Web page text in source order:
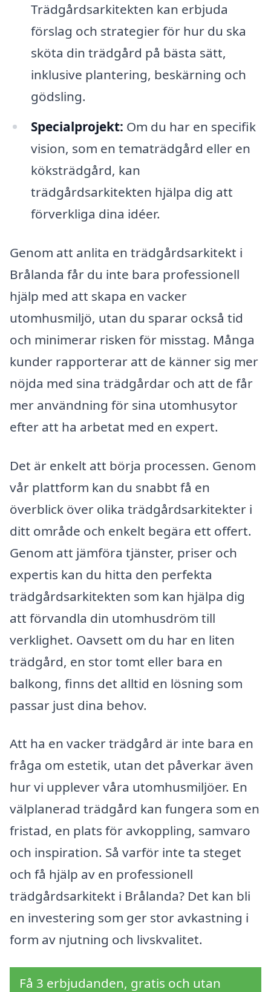
Trädgårdsarkitekten kan erbjuda
förslag och strategier för hur du ska
sköta din trädgård på bästa sätt,
inklusive plantering, beskärning och
gödsling.
Specialprojekt: Om du har en specifik
vision, som en tematrädgård eller en
köksträdgård, kan
trädgårdsarkitekten hjälpa dig att
förverkliga dina idéer.
Genom att anlita en trädgårdsarkitekt i
Brålanda får du inte bara professionell
hjälp med att skapa en vacker
utomhusmiljö, utan du sparar också tid
och minimerar risken för misstag. Många
kunder rapporterar att de känner sig mer
nöjda med sina trädgårdar och att de får
mer användning för sina utomhusytor
efter att ha arbetat med en expert.
Det är enkelt att börja processen. Genom
vår plattform kan du snabbt få en
överblick över olika trädgårdsarkitekter i
ditt område och enkelt begära ett offert.
Genom att jämföra tjänster, priser och
expertis kan du hitta den perfekta
trädgårdsarkitekten som kan hjälpa dig
att förvandla din utomhusdröm till
verklighet. Oavsett om du har en liten
trädgård, en stor tomt eller bara en
balkong, finns det alltid en lösning som
passar just dina behov.
Att ha en vacker trädgård är inte bara en
fråga om estetik, utan det påverkar även
hur vi upplever våra utomhusmiljöer. En
välplanerad trädgård kan fungera som en
fristad, en plats för avkoppling, samvaro
och inspiration. Så varför inte ta steget
och få hjälp av en professionell
trädgårdsarkitekt i Brålanda? Det kan bli
en investering som ger stor avkastning i
form av njutning och livskvalitet.
Få 3 erbjudanden, gratis och utan